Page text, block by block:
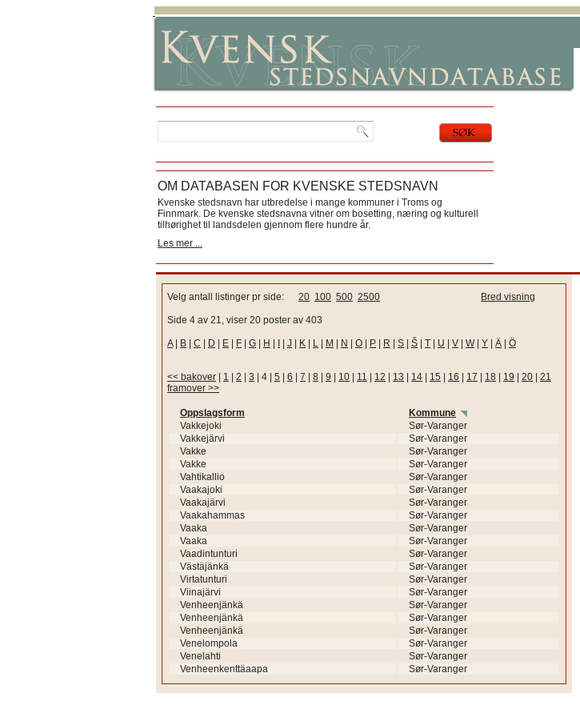
OM DATABASEN FOR KVENSKE STEDSNAVN
Kvenske stedsnavn har utbredelse i mange kommuner i Troms og
Finnmark. De kvenske stedsnavna vitner om bosetting, næring og kulturell
tilhørighet til landsdelen gjennom flere hundre år.
Les mer ...
Bred visning
Velg antall listinger pr side: 20 100 500 2500
Side 4 av 21, viser 20 poster av 403
A| B C D E F G H J K L M N O P R S Š T U V W| Y Ä Ö
<< bakover 1 2 3 4 5 6 7 8 9 10 11 12 13 14 15 16 17 18 19 20
21
framover >>
Oppslagsform
Kommune
Vakkejoki
Sør-Varanger
Vakkejärvi
Sør-Varanger
Vakke
Sør-Varanger
Vakke
Sør-Varanger
Vahtikallio
Sør-Varanger
Vaakajoki
Sør-Varanger
Vaakajärvi
Sør-Varanger
Vaakahammas
Sør-Varanger
Vaaka
Sør-Varanger
Vaaka
Sør-Varanger
Vaadintunturi
Sør-Varanger
Västäjänkä
Sør-Varanger
Virtatunturi
Sør-Varanger
Viinajärvi
Sør-Varanger
Venheenjänkä
Sør-Varanger
Venheenjänkä
Sør-Varanger
Venheenjänkä
Sør-Varanger
Venelompola
Sør-Varanger
Venelahti
Sør-Varanger
Venheenkenttäaapa
Sør-Varanger